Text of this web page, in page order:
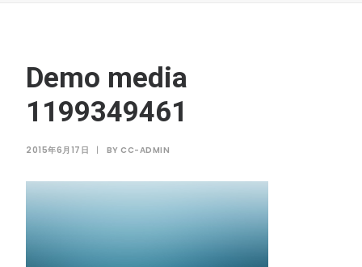
Demo media
1199349461
2015年6月17日 | BY CC-ADMIN